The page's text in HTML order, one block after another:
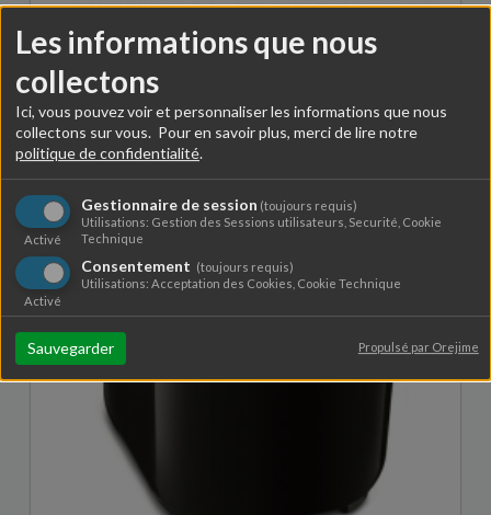
Les informations que nous
collectons
Ici, vous pouvez voir et personnaliser les informations que nous
collectons sur vous. Pour en savoir plus, merci de lire notre
politique de confidentialité.
Gestionnaire de session (toujours requis)
Activé
Utilisations: Gestion des Sessions utilisateurs, Securité, Cookie
Technique
Consentement (toujours requis)
Activé
Utilisations: Acceptation des Cookies, Cookie Technique
Sauvegarder Propulsé par Orejime
Machine à pain Easy Bread
179,99 €